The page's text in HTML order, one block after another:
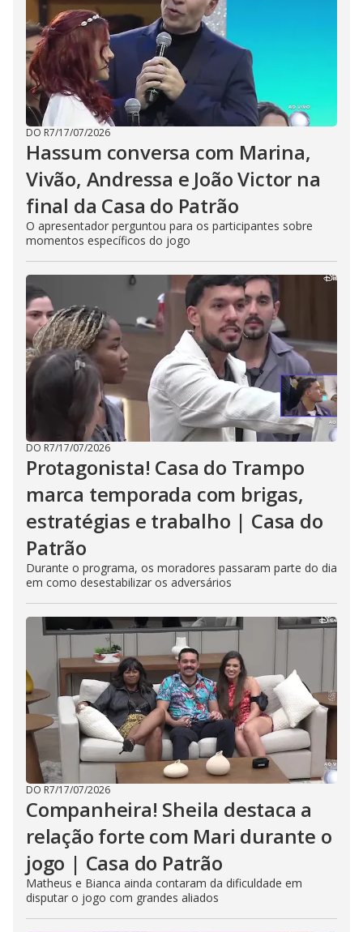
DO R7/17/07/2026
Hassum conversa com Marina,
Vivão, Andressa e João Victor na
final da Casa do Patrão
O apresentador perguntou para os participantes sobre
momentos específicos do jogo
DO R7/17/07/2026
Protagonista! Casa do Trampo
marca temporada com brigas,
estratégias e trabalho | Casa do
Patrão
Durante o programa, os moradores passaram parte do dia
em como desestabilizar os adversários
DO R7/17/07/2026
Companheira! Sheila destaca a
relação forte com Mari durante o
jogo | Casa do Patrão
Matheus e Bianca ainda contaram da dificuldade em
disputar o jogo com grandes aliados